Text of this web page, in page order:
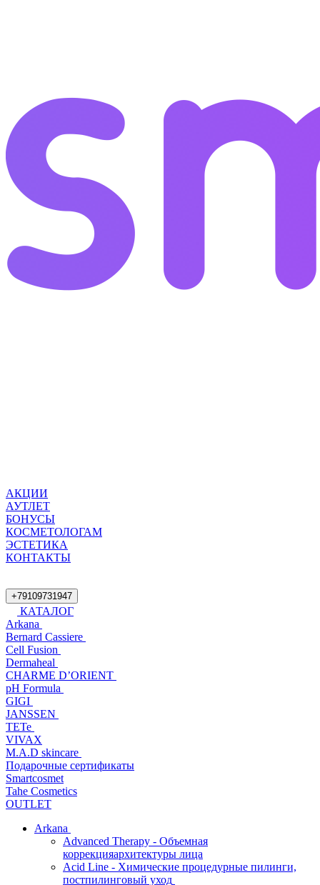
АКЦИИ
АУТЛЕТ
БОНУСЫ
КОСМЕТОЛОГАМ
ЭСТЕТИКА
КОНТАКТЫ
+79109731947
КАТАЛОГ
Arkana
Bernard Cassiere
Cell Fusion
Dermaheal
CHARME D’ORIENT
pH Formula
GIGI
JANSSEN
TETe
VIVAX
M.A.D skincare
Подарочные сертификаты
Smartcosmet
Tahe Cosmetics
OUTLET
Arkana
Advanced Therapy - Объемная
коррекцияархитектуры лица
Acid Line - Химические процедурные пилинги,
постпилинговый уход